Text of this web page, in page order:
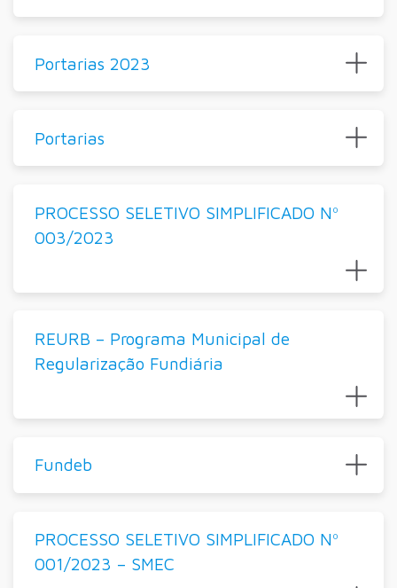
Portarias 2023
Portarias
PROCESSO SELETIVO SIMPLIFICADO Nº
003/2023
REURB – Programa Municipal de
Regularização Fundiária
Fundeb
PROCESSO SELETIVO SIMPLIFICADO Nº
001/2023 – SMEC